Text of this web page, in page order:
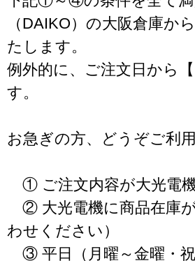
（DAIKO）の大阪倉庫か
たします。
例外的に、ご注文日から
す。
お急ぎの方、どうぞご利
① ご注文内容が大光電
② 大光電機に商品在庫
わせください）
③ 平日（月曜～金曜・